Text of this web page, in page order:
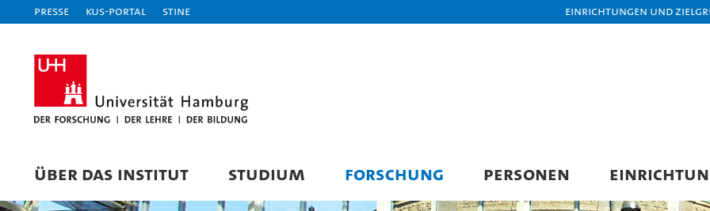
Presse KUS-Portal STiNE Einrichtungen und
ÜBER DAS INSTITUT STUDIUM FORSCHUNG PERSONEN